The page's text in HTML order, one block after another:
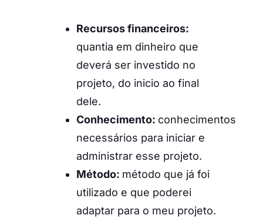
Recursos financeiros:
quantia em dinheiro que
deverá ser investido no
projeto, do inicio ao final
dele.
Conhecimento: conhecimentos
necessários para iniciar e
administrar esse projeto.
Método: método que já foi
utilizado e que poderei
adaptar para o meu projeto.